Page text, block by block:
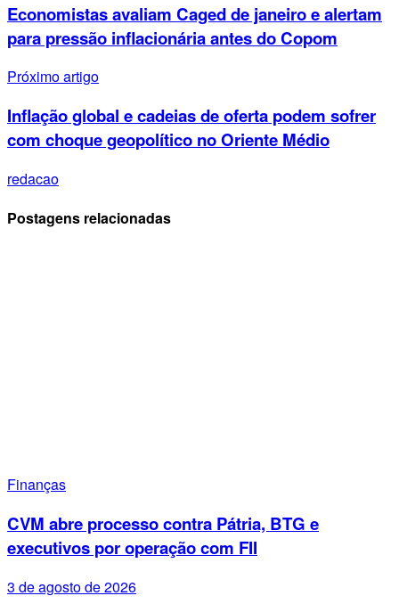
Economistas avaliam Caged de janeiro e alertam
para pressão inflacionária antes do Copom
Próximo artigo
Inflação global e cadeias de oferta podem sofrer
com choque geopolítico no Oriente Médio
redacao
Postagens relacionadas
Finanças
CVM abre processo contra Pátria, BTG e
executivos por operação com FII
3 de agosto de 2026